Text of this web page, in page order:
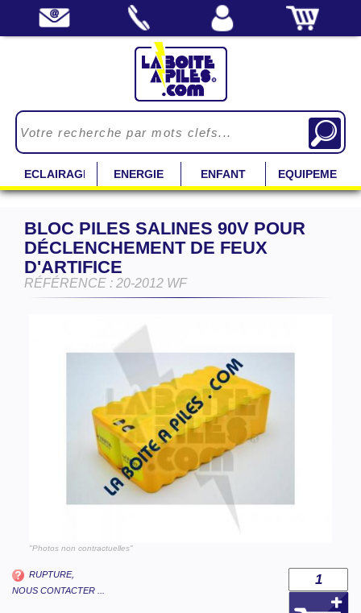
ECLAIRAGE ENERGIE ENFANT EQUIPEMENT
BLOC PILES SALINES 90V POUR
DÉCLENCHEMENT DE FEUX
D'ARTIFICE
RÉFÉRENCE : 20-2012 WF
"Photos non contractuelles"
RUPTURE,
NOUS CONTACTER ...